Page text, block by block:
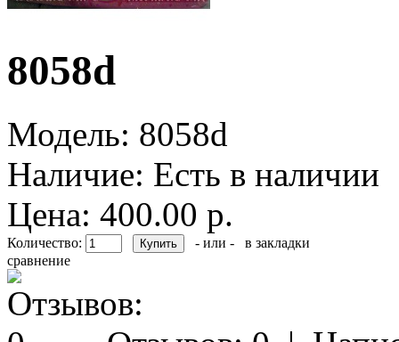
8058d
Модель: 8058d
Наличие: Есть в наличии
Цена: 400.00 р.
Количество: - или -
в закладки
сравнение